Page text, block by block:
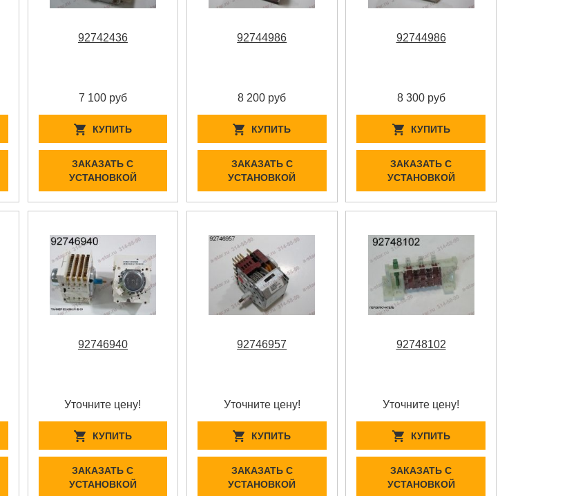
92742436
7 100 руб
КУПИТЬ
ЗАКАЗАТЬ С
УСТАНОВКОЙ
92744986
8 200 руб
КУПИТЬ
ЗАКАЗАТЬ С
УСТАНОВКОЙ
92744986
8 300 руб
КУПИТЬ
ЗАКАЗАТЬ С
УСТАНОВКОЙ
92746940
Уточните цену!
КУПИТЬ
ЗАКАЗАТЬ С
УСТАНОВКОЙ
92746957
Уточните цену!
КУПИТЬ
ЗАКАЗАТЬ С
УСТАНОВКОЙ
92748102
Уточните цену!
КУПИТЬ
ЗАКАЗАТЬ С
УСТАНОВКОЙ